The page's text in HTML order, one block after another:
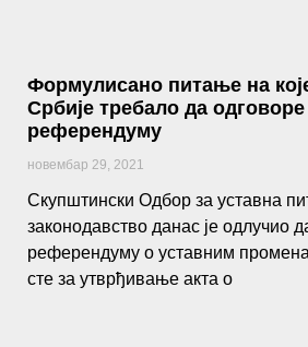
Формулисано питање на
Србије требало да
референдуму
новембар 29, 2021
Скупштински Одбор за уставна
законодавство данас је одлучио
референдуму о уставним
сте за утврђивање акта о